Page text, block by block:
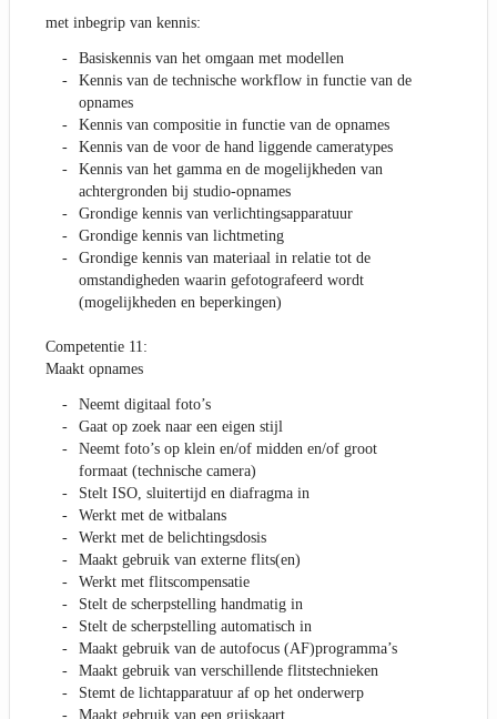
met inbegrip van kennis:
Basiskennis van het omgaan met modellen
Kennis van de technische workflow in functie van de
opnames
Kennis van compositie in functie van de opnames
Kennis van de voor de hand liggende cameratypes
Kennis van het gamma en de mogelijkheden van
achtergronden bij studio-opnames
Grondige kennis van verlichtingsapparatuur
Grondige kennis van lichtmeting
Grondige kennis van materiaal in relatie tot de
omstandigheden waarin gefotografeerd wordt
(mogelijkheden en beperkingen)
Competentie 11:
Maakt opnames
Neemt digitaal foto’s
Gaat op zoek naar een eigen stijl
Neemt foto’s op klein en/of midden en/of groot
formaat (technische camera)
Stelt ISO, sluitertijd en diafragma in
Werkt met de witbalans
Werkt met de belichtingsdosis
Maakt gebruik van externe flits(en)
Werkt met flitscompensatie
Stelt de scherpstelling handmatig in
Stelt de scherpstelling automatisch in
Maakt gebruik van de autofocus (AF)programma’s
Maakt gebruik van verschillende flitstechnieken
Stemt de lichtapparatuur af op het onderwerp
Maakt gebruik van een grijskaart